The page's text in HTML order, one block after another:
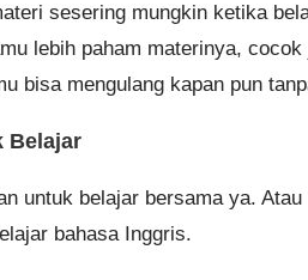
sesering mungkin ketika
lebih paham materinya,
bisa mengulang kapan pun
Belajar
untuk belajar bersama ya.
bahasa Inggris.